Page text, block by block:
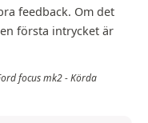
feedback. Om det
första intrycket är
focus mk2 - Körda